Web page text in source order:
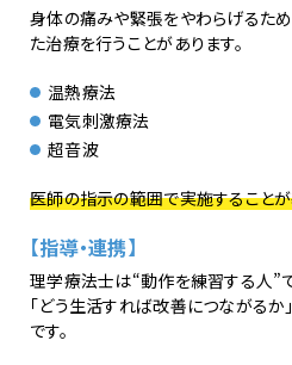
身体の痛みや緊張をやわらげるた
た治療を行うことがあります。
温熱療法
電気刺激療法
超音波
医師の指示の範囲で実施すること
【指導・連携】
理学療法士は“動作を練習する人”
「どう生活すれば改善につながる
です。